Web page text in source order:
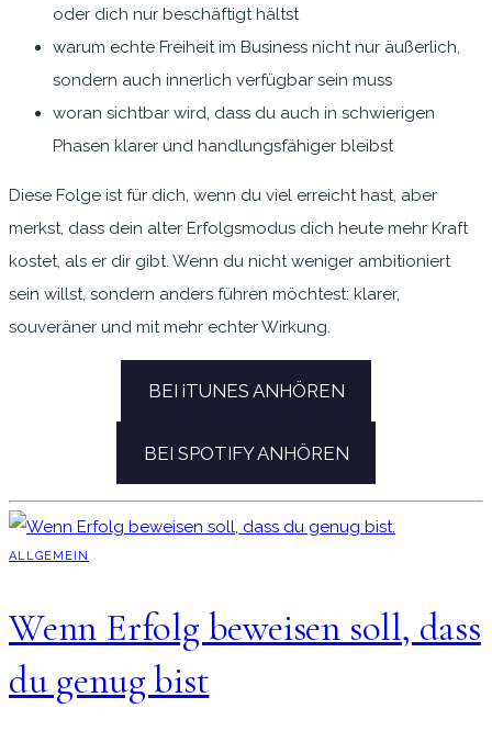
oder dich nur beschäftigt hältst
warum echte Freiheit im Business nicht nur äußerlich,
sondern auch innerlich verfügbar sein muss
woran sichtbar wird, dass du auch in schwierigen
Phasen klarer und handlungsfähiger bleibst
Diese Folge ist für dich, wenn du viel erreicht hast, aber
merkst, dass dein alter Erfolgsmodus dich heute mehr Kraft
kostet, als er dir gibt. Wenn du nicht weniger ambitioniert
sein willst, sondern anders führen möchtest: klarer,
souveräner und mit mehr echter Wirkung.
BEI iTUNES ANHÖREN
BEI SPOTIFY ANHÖREN
ALLGEMEIN
Wenn Erfolg beweisen soll, dass
du genug bist